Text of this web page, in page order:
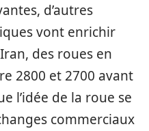
d’autres
vont enrichir
des roues en
2800 et 2700 avant
l’idée de la roue se
commerciaux